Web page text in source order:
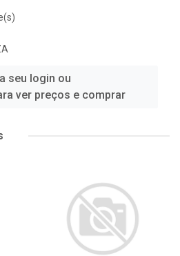
seu login ou
ver preços e comprar